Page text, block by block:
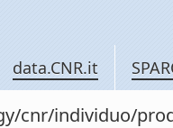
data.CNR.it
cnr/individuo/